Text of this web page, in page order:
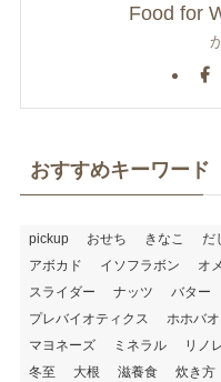
Food for
おすすめキーワード
pickup おせち きなこ だ
アボカド
イソフラボン オ
スライダー
ナッツ バター
プレバイオティクス
ホホバ
マヨネーズ
ミネラル リノ
冬至
大根 滋養食 炊き方